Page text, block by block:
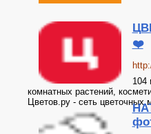
❤️
104
комнатных растений,
Цветов.ру - сеть